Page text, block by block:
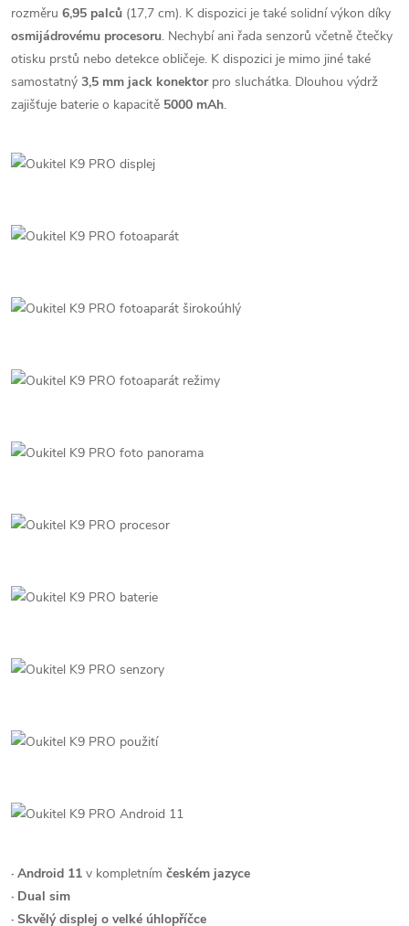
rozměru 6,95 palců (17,7 cm). K dispozici je také solidní výkon díky
osmijádrovému procesoru. Nechybí ani řada senzorů včetně čtečky
otisku prstů nebo detekce obličeje. K dispozici je mimo jiné také
samostatný 3,5 mm jack konektorpro sluchátka. Dlouhou výdrž
zajišťuje baterie o kapacitě 5000 mAh.
· Android 11 v kompletním českém jazyce
· Dual sim
· Skvělý displej o velké úhlopříčce